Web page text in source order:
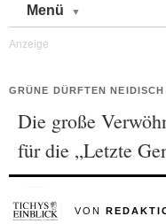
Menü
GRÜNE DÜRFTEN NEIDISCH
Die große
für die „Letzte
VON